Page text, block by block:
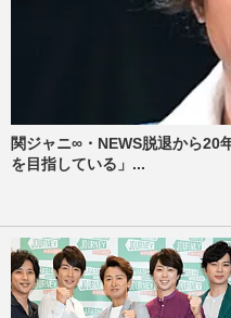
関ジャニ∞・NEWS脱退から20
を目指している」...